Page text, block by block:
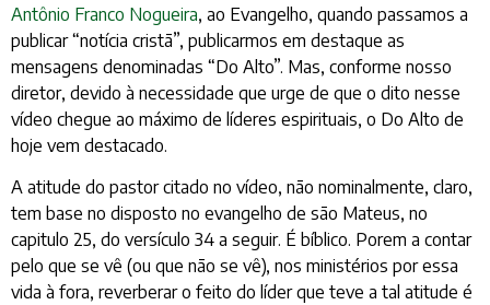
Antônio Franco Nogueira, ao Evangelho, quando passamos a
publicar “notícia cristã”, publicarmos em destaque as
mensagens denominadas “Do Alto”. Mas, conforme nosso
diretor, devido à necessidade que urge de que o dito nesse
vídeo chegue ao máximo de líderes espirituais, o Do Alto de
hoje vem destacado.
A atitude do pastor citado no vídeo, não nominalmente, claro,
tem base no disposto no evangelho de são Mateus, no
capitulo 25, do versículo 34 a seguir. É bíblico. Porem a contar
pelo que se vê (ou que não se vê), nos ministérios por essa
vida à fora, reverberar o feito do líder que teve a tal atitude é